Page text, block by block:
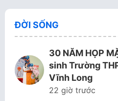
ĐỜI SỐNG
30 NĂM HỌP
sinh Trường
Vĩnh Long
22 giờ trước